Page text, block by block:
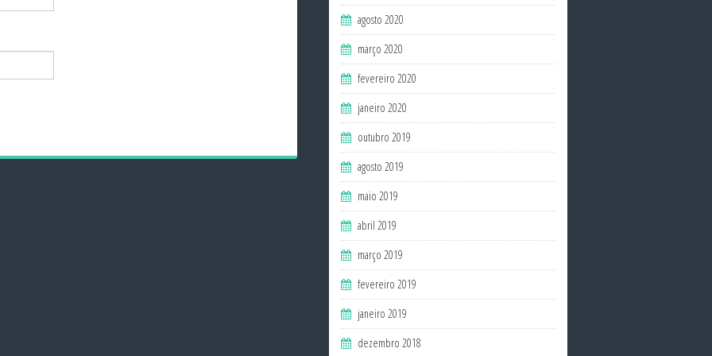
agosto 2020
março 2020
fevereiro 2020
janeiro 2020
outubro 2019
agosto 2019
maio 2019
abril 2019
março 2019
fevereiro 2019
janeiro 2019
dezembro 2018